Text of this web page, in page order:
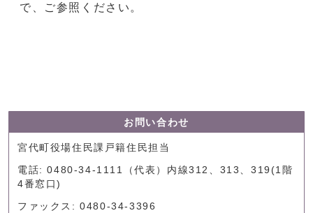
で、ご参照ください。
お問い合わせ
宮代町役場住民課戸籍住民担当
電話: 0480-34-1111（代表）内線312、313、319(1階
4番窓口)
ファックス: 0480-34-3396